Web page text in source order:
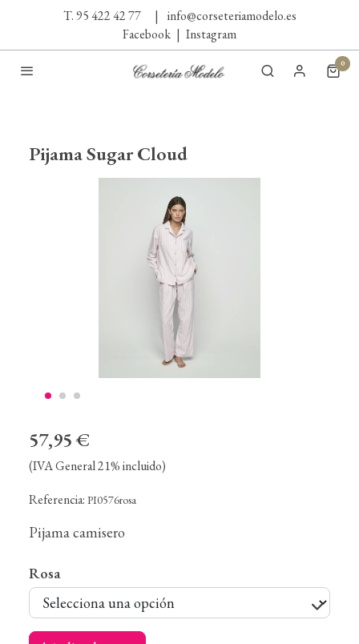
T. 95 422 42 77 |
info@corseteriamodelo.es
Facebook | Instagram
0
Pijama Sugar Cloud
57,95 €
(IVA General 21% incluido)
Referencia: PI0576rosa
Pijama camisero
Rosa